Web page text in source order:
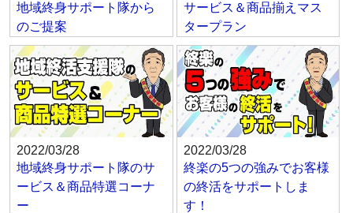
地域終身サポート隊から
のご提案
サービス＆商品揃えマス
タープラン
2022/03/28
地域終身サポート隊のサ
ービス＆商品特選コーナ
ー
2022/03/28
終楽の5つの強みでお客様
の終活をサポートしま
す！